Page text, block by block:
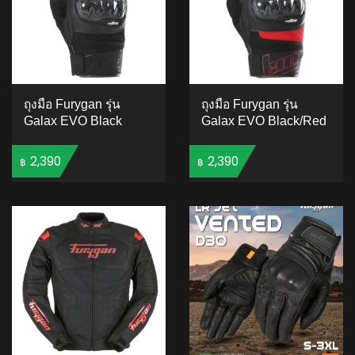
ถุงมือ Furygan รุ่น
Galax EVO Black
฿ 2,390
ถุงมือ Furygan รุ่น
Galax EVO Black/Red
฿ 2,390